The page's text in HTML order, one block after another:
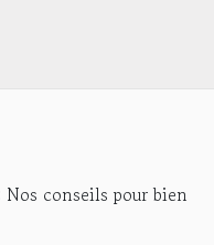
conseils pour bien